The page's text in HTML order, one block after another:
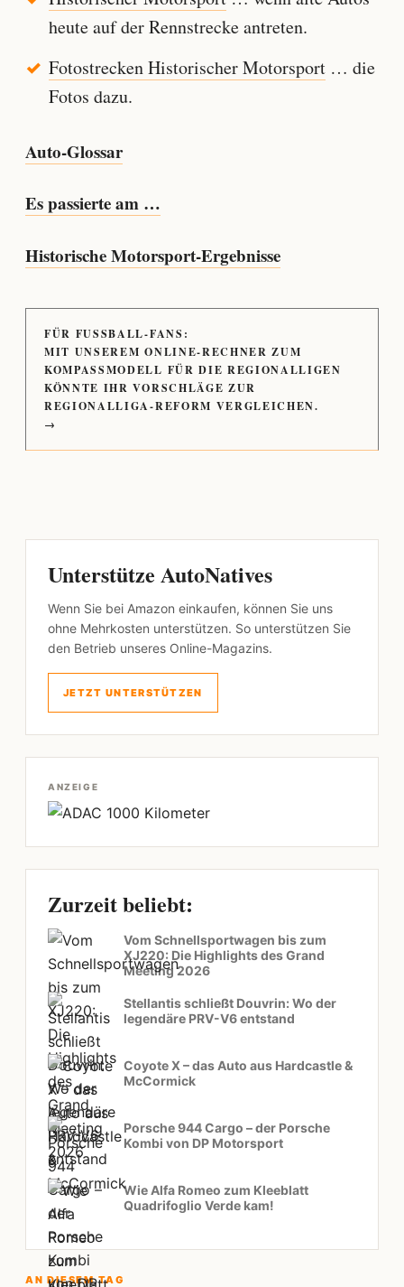
heute auf der Rennstrecke antreten.
Fotostrecken Historischer Motorsport… die
Fotos dazu.
Auto-Glossar
Es passierte am …
Historische Motorsport-Ergebnisse
FÜR FUSSBALL-FANS:
MIT UNSEREM ONLINE-RECHNER ZUM
KOMPASSMODELL FÜR DIE REGIONALLIGEN
KÖNNTE IHR VORSCHLÄGE ZUR
REGIONALLIGA-REFORM VERGLEICHEN.
→
Unterstütze AutoNatives
Wenn Sie bei Amazon einkaufen, können Sie uns
ohne Mehrkosten unterstützen. So unterstützen Sie
den Betrieb unseres Online-Magazins.
JETZT UNTERSTÜTZEN
ANZEIGE
Zurzeit beliebt:
Vom Schnellsportwagen bis zum
XJ220: Die Highlights des Grand
Meeting 2026
Stellantis schließt Douvrin: Wo der
legendäre PRV-V6 entstand
Coyote X – das Auto aus Hardcastle &
McCormick
Porsche 944 Cargo – der Porsche
Kombi von DP Motorsport
Wie Alfa Romeo zum Kleeblatt
Quadrifoglio Verde kam!
AN DIESEM TAG